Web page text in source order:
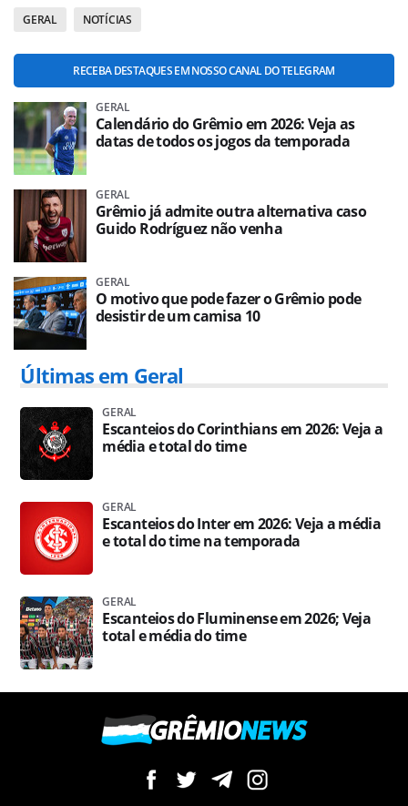
GERAL NOTÍCIAS
RECEBA DESTAQUES EM NOSSO CANAL DO TELEGRAM
GERAL
Calendário do Grêmio em 2026: Veja as
datas de todos os jogos da temporada
GERAL
Grêmio já admite outra alternativa caso
Guido Rodríguez não venha
GERAL
O motivo que pode fazer o Grêmio pode
desistir de um camisa 10
Últimas em Geral
GERAL
Escanteios do Corinthians em 2026: Veja a
média e total do time
GERAL
Escanteios do Inter em 2026: Veja a média
e total do time na temporada
GERAL
Escanteios do Fluminense em 2026; Veja
total e média do time